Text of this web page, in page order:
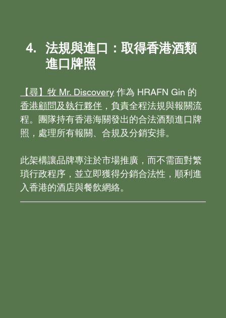
法規與進口：取得香港酒類
進口牌照
【尋】牧 Mr. Discovery 作為 HRAFN Gin 的
香港顧問及執行夥伴 ，負責全程法規與報關流
程。團隊持有香港海關發出的合法酒類進口牌
照，處理所有報關、合規及分銷安排。
此架構讓品牌專注於市場推廣，而不需面對繁
瑣行政程序，並立即獲得分銷合法性，順利進
入香港的酒店與餐飲網絡。